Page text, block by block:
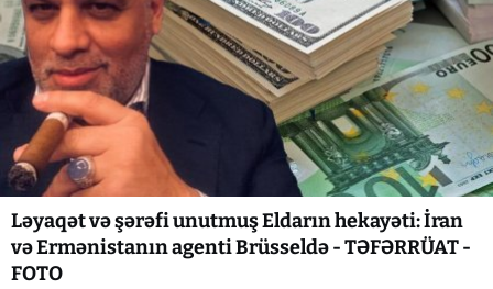
Ləyaqət və şərəfi unutmuş Eldarın hekayəti: İran
və Ermənistanın agenti Brüsseldə - TƏFƏRRÜAT -
FOTO